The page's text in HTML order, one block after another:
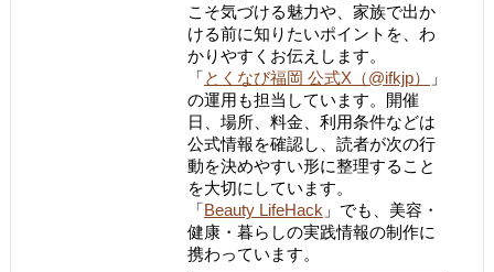
こそ気づける魅力や、家族で出か
ける前に知りたいポイントを、わ
かりやすくお伝えします。
「とくなび福岡 公式X（@ifkjp）
」
の運用も担当しています。開催
日、場所、料金、利用条件などは
公式情報を確認し、読者が次の行
動を決めやすい形に整理すること
を大切にしています。
「Beauty LifeHack 」でも、美容・
健康・暮らしの実践情報の制作に
携わっています。